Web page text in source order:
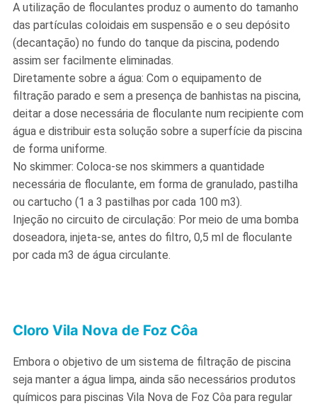
A utilização de floculantes produz o aumento do tamanho
das partículas coloidais em suspensão e o seu depósito
(decantação) no fundo do tanque da piscina, podendo
assim ser facilmente eliminadas.
Diretamente sobre a água: Com o equipamento de
filtração parado e sem a presença de banhistas na piscina,
deitar a dose necessária de floculante num recipiente com
água e distribuir esta solução sobre a superfície da piscina
de forma uniforme.
No skimmer: Coloca-se nos skimmers a quantidade
necessária de floculante, em forma de granulado, pastilha
ou cartucho (1 a 3 pastilhas por cada 100 m3).
Injeção no circuito de circulação: Por meio de uma bomba
doseadora, injeta-se, antes do filtro, 0,5 ml de floculante
por cada m3 de água circulante.
Cloro Vila Nova de Foz Côa
Embora o objetivo de um sistema de filtração de piscina
seja manter a água limpa, ainda são necessários produtos
químicos para piscinas Vila Nova de Foz Côa para regular